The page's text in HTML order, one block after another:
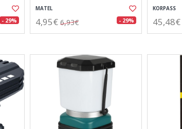
- 29%
MATEL
4,95€ 6,93€ - 29%
KORPASS
45,48€